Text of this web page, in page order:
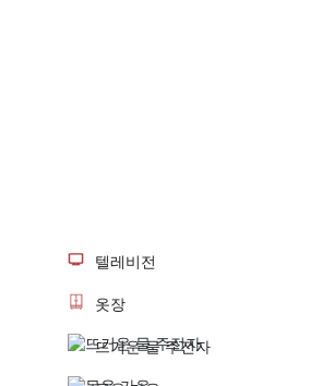
텔레비전
옷장
뜨거운 물 주전자